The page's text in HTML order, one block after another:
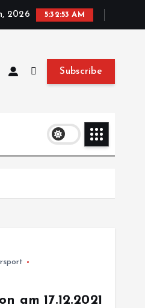
2026 5:32:54 AM
Subscribe
am 17.12.2021